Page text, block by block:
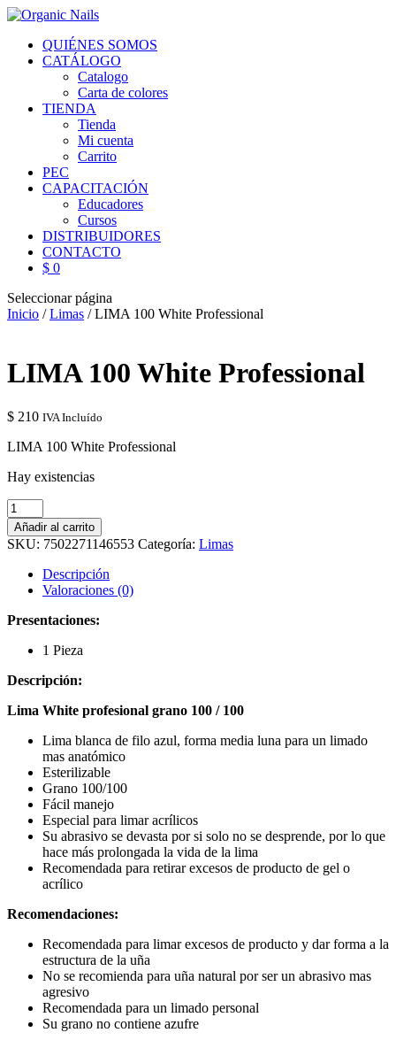
QUIÉNES SOMOS
CATÁLOGO
Catalogo
Carta de colores
TIENDA
Tienda
Mi cuenta
Carrito
PEC
CAPACITACIÓN
Educadores
Cursos
DISTRIBUIDORES
CONTACTO
$ 0
Seleccionar página
Inicio /Limas / LIMA 100 White Professional
LIMA 100 White Professional
$ 210 IVA Incluído
LIMA 100 White Professional
Hay existencias
LIMA
100
White
Professional
cantidad
Añadir al carrito
SKU: 7502271146553 Categoría: Limas
Descripción
Valoraciones (0)
Presentaciones:
1 Pieza
Descripción:
Lima White profesional grano 100 / 100
Lima blanca de filo azul, forma media luna para un limado
mas anatómico
Esterilizable
Grano 100/100
Fácil manejo
Especial para limar acrílicos
Su abrasivo se devasta por si solo no se desprende, por lo que
hace más prolongada la vida de la lima
Recomendada para retirar excesos de producto de gel o
acrílico
Recomendaciones:
Recomendada para limar excesos de producto y dar forma a la
estructura de la uña
No se recomienda para uña natural por ser un abrasivo mas
agresivo
Recomendada para un limado personal
Su grano no contiene azufre